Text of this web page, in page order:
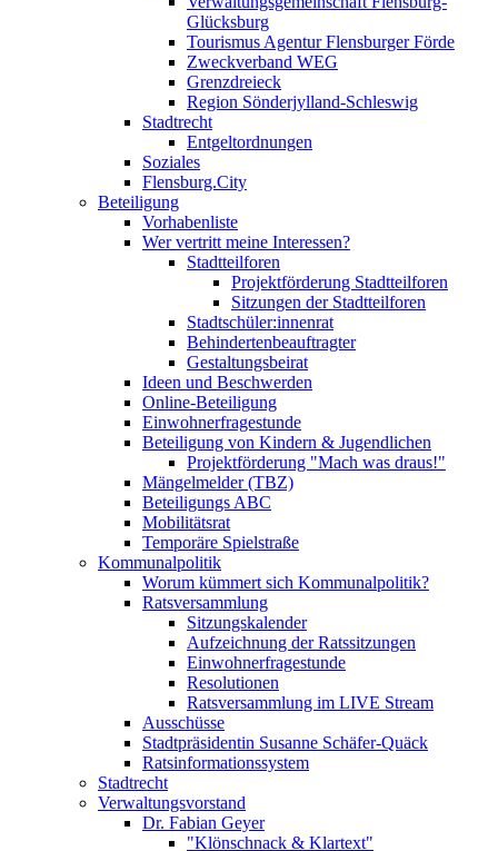
Glücksburg
Tourismus Agentur Flensburger Förde
Zweckverband WEG
Grenzdreieck
Region Sönderjylland-Schleswig
Stadtrecht
Entgeltordnungen
Soziales
Flensburg.City
Beteiligung
Vorhabenliste
Wer vertritt meine Interessen?
Stadtteilforen
Projektförderung Stadtteilforen
Sitzungen der Stadtteilforen
Stadtschüler:innenrat
Behindertenbeauftragter
Gestaltungsbeirat
Ideen und Beschwerden
Online-Beteiligung
Einwohnerfragestunde
Beteiligung von Kindern & Jugendlichen
Projektförderung "Mach was draus!"
Mängelmelder (TBZ)
Beteiligungs ABC
Mobilitätsrat
Temporäre Spielstraße
Kommunalpolitik
Worum kümmert sich Kommunalpolitik?
Ratsversammlung
Sitzungskalender
Aufzeichnung der Ratssitzungen
Einwohnerfragestunde
Resolutionen
Ratsversammlung im LIVE Stream
Ausschüsse
Stadtpräsidentin Susanne Schäfer-Quäck
Ratsinformationssystem
Stadtrecht
Verwaltungsvorstand
Dr. Fabian Geyer
"Klönschnack & Klartext"